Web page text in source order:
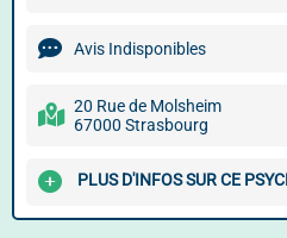
Avis Indisponibles
20 Rue de Molsheim
67000 Strasbourg
PLUS D'INFOS SUR CE